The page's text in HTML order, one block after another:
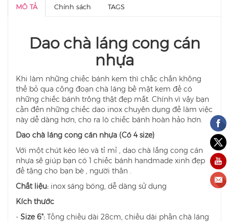
MÔ TẢ Chính sách TAGS
Dao chà láng cong cán
nhựa
Khi làm những chiếc bánh kem thì chắc chắn không
thể bỏ qua công đoạn chà láng bề mặt kem để có
những chiếc bánh trông thật đẹp mắt. Chính vì vậy bạn
cần đến những chiếc dao inox chuyên dụng để làm việc
này dễ dàng hơn, cho ra lò chiếc bánh hoàn hảo hơn.
Dao chà láng cong cán nhựa (Có 4 size)
Với một chút kéo léo và tỉ mỉ , dao chà lắng cong cán
nhựa sẽ giúp bạn có 1 chiếc bánh handmade xinh đẹp
để tặng cho bạn bè , người thân .
Chất liệu: inox sáng bóng, dễ dàng sử dụng
Kích thước
- Size 6": Tổng chiều dài 28cm, chiều dài phần chà láng